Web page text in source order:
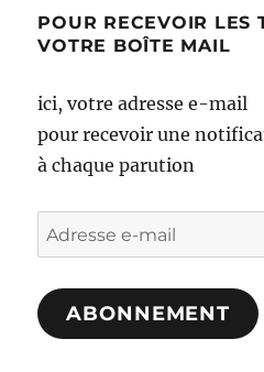
POUR RECEVOIR LES
VOTRE BOÎTE MAIL
ici, votre adresse e-mail
pour recevoir une
à chaque parution
Adresse
e-
mail
ABONNEMENT